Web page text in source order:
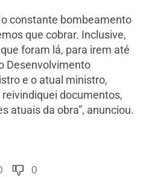
o constante bombeamento
que cobrar. Inclusive,
foram lá, para irem até
Desenvolvimento
e o atual ministro,
documentos,
atuais da obra”, anunciou.
0